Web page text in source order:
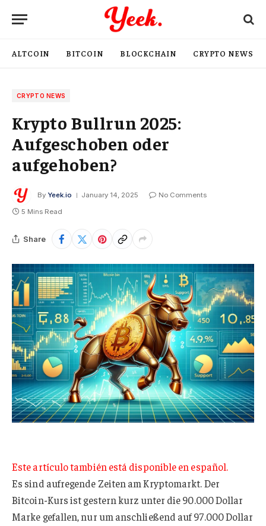
ALTCOIN BITCOIN BLOCKCHAIN CRYPTO NEWS
CRYPTO NEWS
Krypto Bullrun 2025:
Aufgeschoben oder
aufgehoben?
By Yeek.io January 14, 2025
No Comments
5 Mins Read
Share
Este artículo también está disponible en español.
Es sind aufregende Zeiten am Kryptomarkt. Der
Bitcoin-Kurs ist gestern kurz unter die 90.000 Dollar
Marke gefallen, nur um anschließend auf 97.000 Dollar